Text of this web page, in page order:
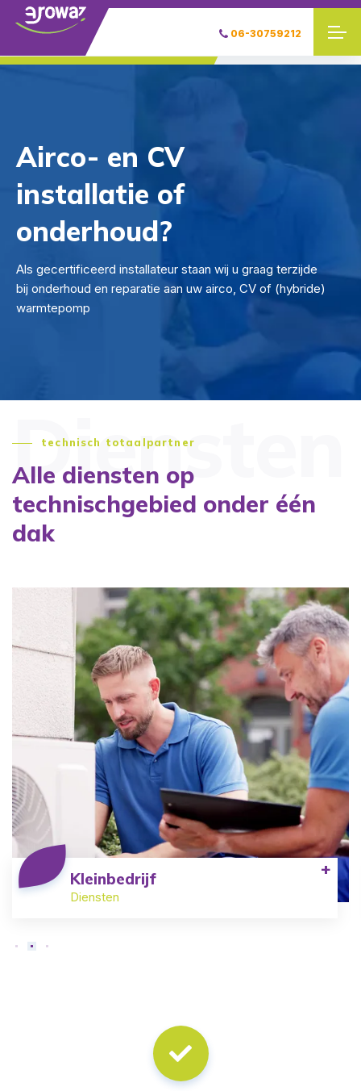
06-30759212
Airco- en CV
installatie of
onderhoud?
Als gecertificeerd installateur staan wij u graag terzijde
bij onderhoud en reparatie aan uw airco, CV of (hybride)
warmtepomp
Diensten
technisch totaalpartner
Alle diensten op
technischgebied onder één
dak
Kleinbedrijf
Diensten
+